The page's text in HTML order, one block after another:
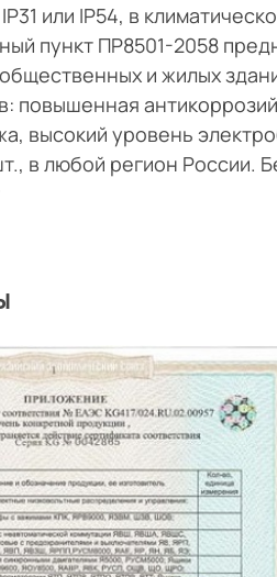
или IP54, в
пункт ПР8501-2058
и жилых
повышенная
высокий уровень
в любой регион России.